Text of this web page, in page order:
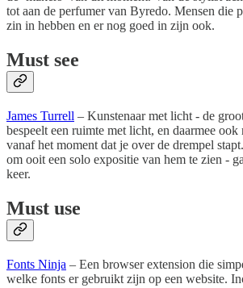
tot aan de perfumer van Byredo. Mensen die
zin in hebben en er nog goed in zijn ook.
Must see
James Turrell – Kunstenaar met licht - de
bespeelt een ruimte met licht, en daarmee
vanaf het moment dat je over de drempel
om ooit een solo expositie van hem te zien -
keer.
Must use
Fonts Ninja – Een browser extension die
welke fonts er gebruikt zijn op een website.